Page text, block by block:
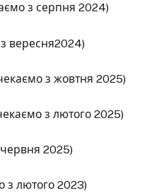
з серпня 2024)
вересня2024)
з жовтня 2025)
з лютого 2025)
2025)
з лютого 2023)